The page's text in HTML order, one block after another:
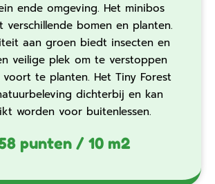
ende omgeving. Het minibos
verschillende bomen en planten.
aan groen biedt insecten en
veilige plek om te verstoppen
te planten. Het Tiny Forest
dichterbij en kan
worden voor buitenlessen.
punten / 10 m2